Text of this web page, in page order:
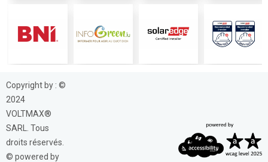
Copyright by : ©
2024
VOLTMAX®
SARL. Tous
droits réservés.
© powered by